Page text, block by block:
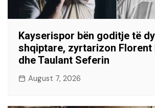
Kayserispor bën goditje të
shqiptare, zyrtarizon Florent
dhe Taulant Seferin
August 7, 2026